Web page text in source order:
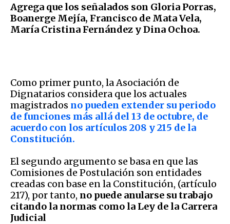
Agrega que los señalados son Gloria Porras,
Boanerge Mejía, Francisco de Mata Vela,
María Cristina Fernández y Dina Ochoa.
Como primer punto, la Asociación de
Dignatarios considera que los actuales
magistrados no pueden extender su periodo
de funciones más allá del 13 de octubre, de
acuerdo con los artículos 208 y 215 de la
Constitución.
El segundo argumento se basa en que las
Comisiones de Postulación son entidades
creadas con base en la Constitución, (artículo
217), por tanto, no puede anularse su trabajo
citando la normas como la Ley de la Carrera
Judicial